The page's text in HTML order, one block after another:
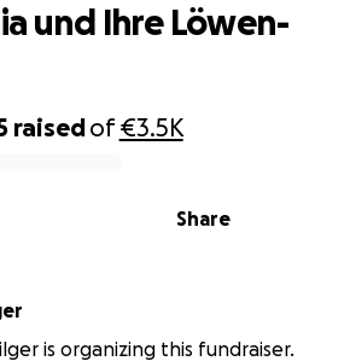
raisedof€3.5K
Share
und Ihre Löwen-
is organizing this fundraiser.